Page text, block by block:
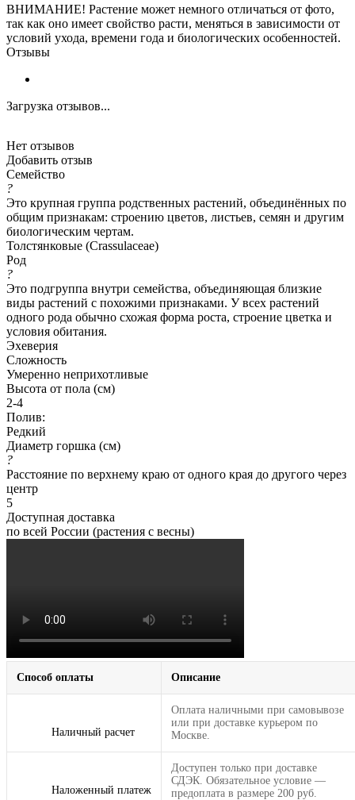
ВНИМАНИЕ! Растение может немного отличаться от фото,
так как оно имеет свойство расти, меняться в зависимости от
условий ухода, времени года и биологических особенностей.
Отзывы
Загрузка отзывов...
Нет отзывов
Добавить отзыв
Семейство
?
Это крупная группа родственных растений, объединённых по
общим признакам: строению цветов, листьев, семян и другим
биологическим чертам.
Толстянковые (Crassulaceae)
Род
?
Это подгруппа внутри семейства, объединяющая близкие
виды растений с похожими признаками. У всех растений
одного рода обычно схожая форма роста, строение цветка и
условия обитания.
Эхеверия
Сложность
Умеренно неприхотливые
Высота от пола (см)
2-4
Полив:
Редкий
Диаметр горшка (см)
?
Расстояние по верхнему краю от одного края до другого через
центр
5
Доступная доставка
по всей России (растения с весны)
Способ оплаты Описание
Наличный расчет
Оплата наличными при самовывозе
или при доставке курьером по
Москве.
Наложенный платеж
Доступен только при доставке
СДЭК. Обязательное условие —
предоплата в размере 200 руб.